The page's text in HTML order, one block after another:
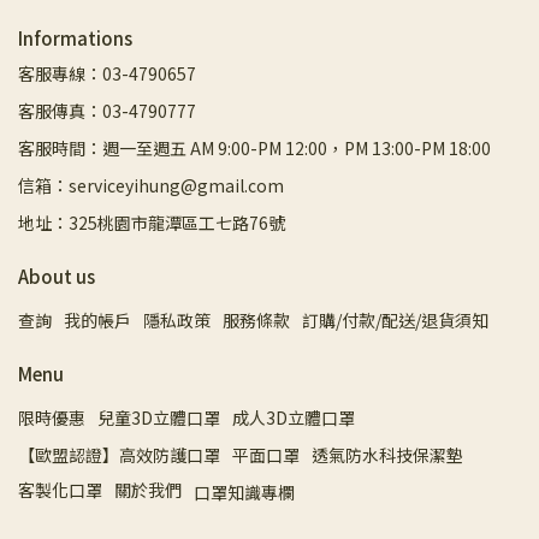
Informations
客服專線：03-4790657
客服傳真：03-4790777
客服時間：週一至週五 AM 9:00-PM 12:00，PM 13:00-PM 18:00
信箱：serviceyihung@gmail.com
地址：325桃園市龍潭區工七路76號
About us
查詢 我的帳戶 隱私政策 服務條款 訂購/付款/配送/退貨須知
Menu
限時優惠 兒童3D立體口罩 成人3D立體口罩
【歐盟認證】高效防護口罩 平面口罩 透氣防水科技保潔墊
客製化口罩 關於我們 口罩知識專欄